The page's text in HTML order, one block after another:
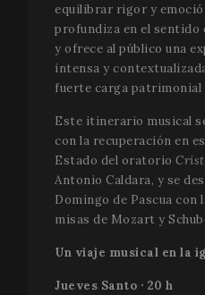
equilibrar rigor y
profundiza en el sentido
y ofrece al público una
intensa y
fuerte carga patrimonial
Este itinerario musical
con la recuperación en
Estado del oratorio
Antonio Caldara, y se
Domingo de Pascua con
misas de Mozart y
Un viaje musical en la
Jueves Santo · 20 h